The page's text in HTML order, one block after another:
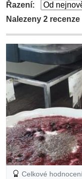
Nalezeny 2 recenze
Řazení:
Celkové